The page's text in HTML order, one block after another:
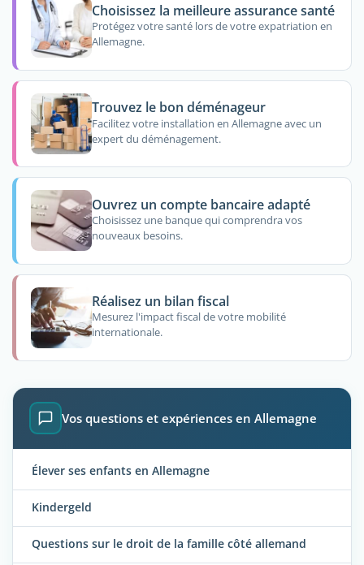
Choisissez la meilleure assurance santé
Protégez votre santé lors de votre expatriation en
Allemagne.
Trouvez le bon déménageur
Facilitez votre installation en Allemagne avec un
expert du déménagement.
Ouvrez un compte bancaire adapté
Choisissez une banque qui comprendra vos
nouveaux besoins.
Réalisez un bilan fiscal
Mesurez l'impact fiscal de votre mobilité
internationale.
Vos questions et expériences en Allemagne
Élever ses enfants en Allemagne
Kindergeld
Questions sur le droit de la famille côté allemand